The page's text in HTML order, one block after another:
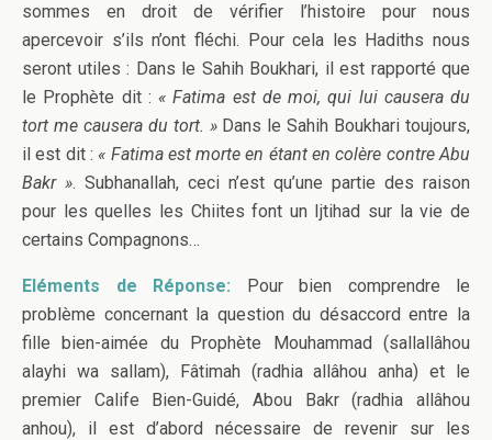
sommes en droit de vérifier l’histoire pour nous
apercevoir s’ils n’ont fléchi. Pour cela les Hadiths nous
seront utiles : Dans le Sahih Boukhari, il est rapporté que
le Prophète dit : « Fatima est de moi, qui lui causera du
tort me causera du tort. »Dans le Sahih Boukhari toujours,
il est dit : « Fatima est morte en étant en colère contre Abu
Bakr ». Subhanallah, ceci n’est qu’une partie des raison
pour les quelles les Chiites font un Ijtihad sur la vie de
certains Compagnons…
Eléments de Réponse: Pour bien comprendre le
problème concernant la question du désaccord entre la
fille bien-aimée du Prophète Mouhammad (sallallâhou
alayhi wa sallam), Fâtimah (radhia allâhou anha) et le
premier Calife Bien-Guidé, Abou Bakr (radhia allâhou
anhou), il est d’abord nécessaire de revenir sur les